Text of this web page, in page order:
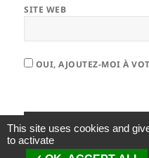
SITE WEB
OUI, AJOUTEZ-MOI À
This site uses cookies and
to activate